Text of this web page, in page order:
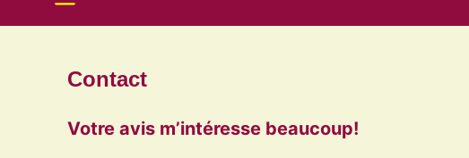
Contact
Votre avis m’intéresse beaucoup!